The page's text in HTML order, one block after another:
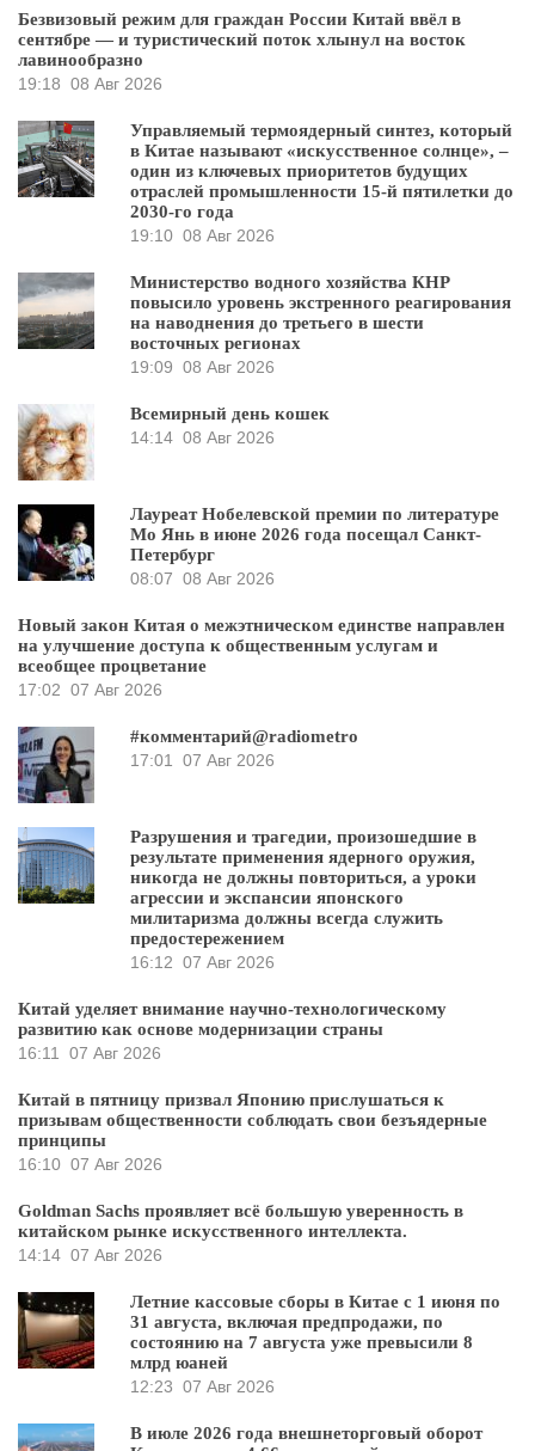
Безвизовый режим для граждан России Китай ввёл в
сентябре — и туристический поток хлынул на восток
лавинообразно
19:18 08 Авг 2026
Управляемый термоядерный синтез, который
в Китае называют «искусственное солнце», –
один из ключевых приоритетов будущих
отраслей промышленности 15-й пятилетки до
2030-го года
19:10 08 Авг 2026
Министерство водного хозяйства КНР
повысило уровень экстренного реагирования
на наводнения до третьего в шести
восточных регионах
19:09 08 Авг 2026
Всемирный день кошек
14:14 08 Авг 2026
Лауреат Нобелевской премии по литературе
Мо Янь в июне 2026 года посещал Санкт-
Петербург
08:07 08 Авг 2026
Новый закон Китая о межэтническом единстве направлен
на улучшение доступа к общественным услугам и
всеобщее процветание
17:02 07 Авг 2026
#комментарий@radiometro
17:01
07 Авг 2026
Разрушения и трагедии, произошедшие в
результате применения ядерного оружия,
никогда не должны повториться, а уроки
агрессии и экспансии японского
милитаризма должны всегда служить
предостережением
16:12 07 Авг 2026
Китай уделяет внимание научно-технологическому
развитию как основе модернизации страны
16:11
07 Авг 2026
Китай в пятницу призвал Японию прислушаться к
призывам общественности соблюдать свои безъядерные
принципы
16:10 07 Авг 2026
Goldman Sachs проявляет всё большую уверенность в
китайском рынке искусственного интеллекта.
14:14 07 Авг 2026
Летние кассовые сборы в Китае с 1 июня по
31 августа, включая предпродажи, по
состоянию на 7 августа уже превысили 8
млрд юаней
12:23 07 Авг 2026
В июле 2026 года внешнеторговый оборот